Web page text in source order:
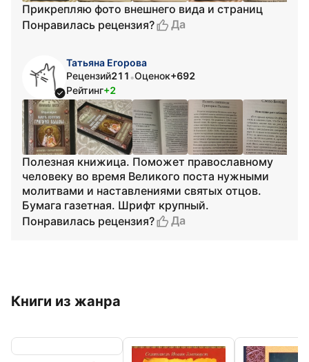
Прикрепляю фото внешнего вида и страниц
Понравилась рецензия?
Да
Татьяна Егорова
Рецензий211 •Оценок+692
Рейтинг+2
Полезная книжица. Поможет православному
человеку во время Великого поста нужными
молитвами и наставлениями святых отцов.
Бумага газетная. Шрифт крупный.
Понравилась рецензия?
Да
Книги из жанра